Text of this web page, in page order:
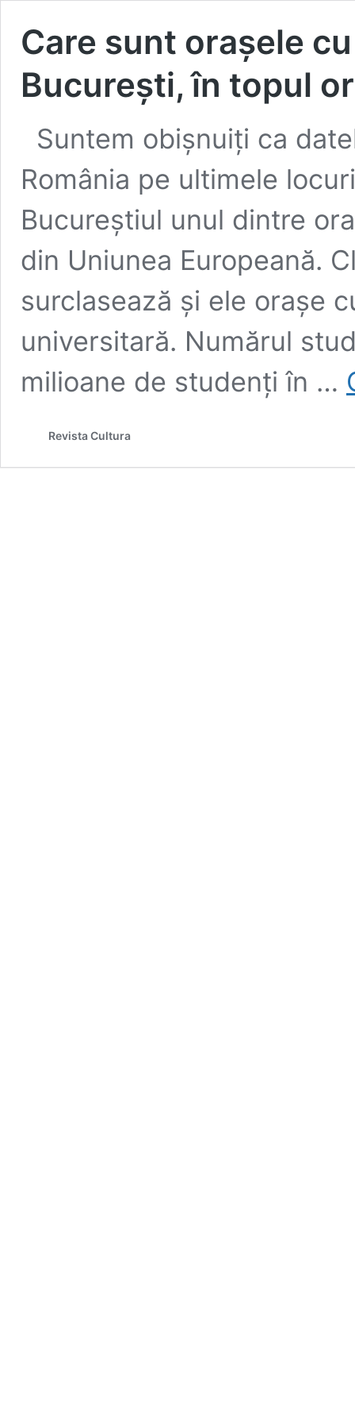
Care sunt orașele
București, în topul
Suntem obișnuiți ca
România pe ultimele
Bucureștiul unul dintre
din Uniunea Europeană.
surclasează și ele orașe
universitară. Numărul
milioane de studenți în …
Revista Cultura